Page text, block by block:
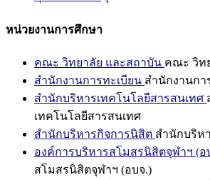
หน่วยงานการศึกษา
คณะ วิทยาลัย และสถาบัน คณะ วิท
สำนักงานการทะเบียน สำนักงานกา
สำนักบริหารเทคโนโลยีสารสนเทศ
เทคโนโลยีสารสนเทศ
สำนักบริหารกิจการนิสิต สำนักบริห
องค์การบริหารสโมสรนิสิตจุฬาฯ (อ
สโมสรนิสิตจุฬาฯ (อบจ.)